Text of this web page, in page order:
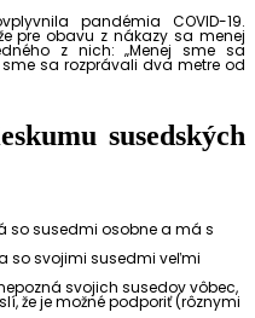
pandémia COVID-19.
pre obavu z nákazy sa menej
z nich: „Menej sme sa
sa rozprávali dva metre od
susedských
so susedmi osobne a má s
so svojimi susedmi veľmi
svojich susedov vôbec,
že je možné podporiť (rôznymi